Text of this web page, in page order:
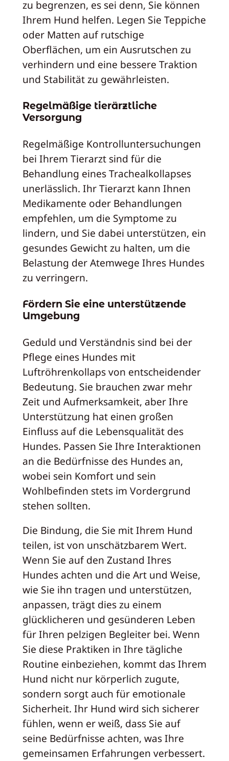
zu begrenzen, es sei denn, Sie können
Ihrem Hund helfen. Legen Sie Teppiche
oder Matten auf rutschige
Oberflächen, um ein Ausrutschen zu
verhindern und eine bessere Traktion
und Stabilität zu gewährleisten.
Regelmäßige tierärztliche
Versorgung
Regelmäßige Kontrolluntersuchungen
bei Ihrem Tierarzt sind für die
Behandlung eines Trachealkollapses
unerlässlich. Ihr Tierarzt kann Ihnen
Medikamente oder Behandlungen
empfehlen, um die Symptome zu
lindern, und Sie dabei unterstützen, ein
gesundes Gewicht zu halten, um die
Belastung der Atemwege Ihres Hundes
zu verringern.
Fördern Sie eine unterstützende
Umgebung
Geduld und Verständnis sind bei der
Pflege eines Hundes mit
Luftröhrenkollaps von entscheidender
Bedeutung. Sie brauchen zwar mehr
Zeit und Aufmerksamkeit, aber Ihre
Unterstützung hat einen großen
Einfluss auf die Lebensqualität des
Hundes. Passen Sie Ihre Interaktionen
an die Bedürfnisse des Hundes an,
wobei sein Komfort und sein
Wohlbefinden stets im Vordergrund
stehen sollten.
Die Bindung, die Sie mit Ihrem Hund
teilen, ist von unschätzbarem Wert.
Wenn Sie auf den Zustand Ihres
Hundes achten und die Art und Weise,
wie Sie ihn tragen und unterstützen,
anpassen, trägt dies zu einem
glücklicheren und gesünderen Leben
für Ihren pelzigen Begleiter bei. Wenn
Sie diese Praktiken in Ihre tägliche
Routine einbeziehen, kommt das Ihrem
Hund nicht nur körperlich zugute,
sondern sorgt auch für emotionale
Sicherheit. Ihr Hund wird sich sicherer
fühlen, wenn er weiß, dass Sie auf
seine Bedürfnisse achten, was Ihre
gemeinsamen Erfahrungen verbessert.